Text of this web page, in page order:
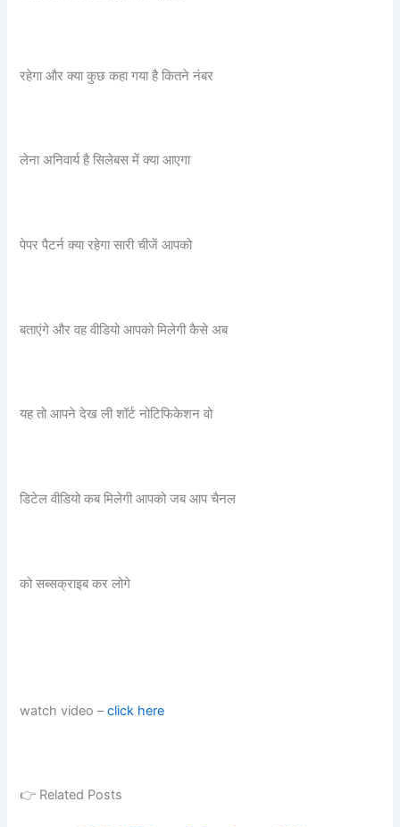
रहेगा और क्या कुछ कहा गया है कितने नंबर
लेना अनिवार्य है सिलेबस में क्या आएगा
पेपर पैटर्न क्या रहेगा सारी चीजें आपको
बताएंगे और वह वीडियो आपको मिलेगी कैसे अब
यह तो आपने देख ली शॉर्ट नोटिफिकेशन वो
डिटेल वीडियो कब मिलेगी आपको जब आप चैनल
को सब्सक्राइब कर लोगे
watch video –click here
👉 Related Posts